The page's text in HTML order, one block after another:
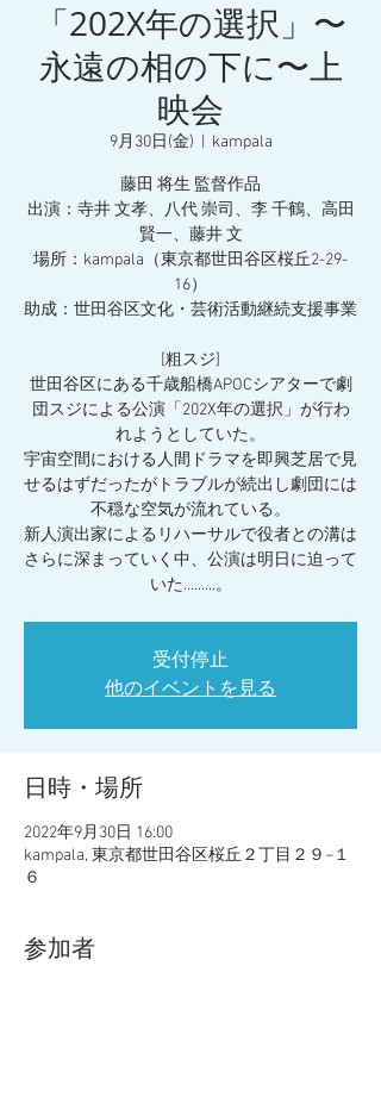
「202X年の選択」〜
永遠の相の下に〜上
映会
9月30日(金) kampala
藤田 将生 監督作品
出演：寺井 文孝、八代 崇司、李 千鶴、高田
賢一、藤井 文
場所：kampala（東京都世田谷区桜丘2-29-
16）
助成：世田谷区文化・芸術活動継続支援事業
[粗スジ]
世田谷区にある千歳船橋APOCシアターで劇
団スジによる公演「202X年の選択」が行わ
れようとしていた。
宇宙空間における人間ドラマを即興芝居で見
せるはずだったがトラブルが続出し劇団には
不穏な空気が流れている。
新人演出家によるリハーサルで役者との溝は
さらに深まっていく中、公演は明日に迫って
いた.........。
受付停止
他のイベントを見る
日時・場所
2022年9月30日 16:00
kampala, 東京都世田谷区桜丘２丁目２９−１
６
参加者